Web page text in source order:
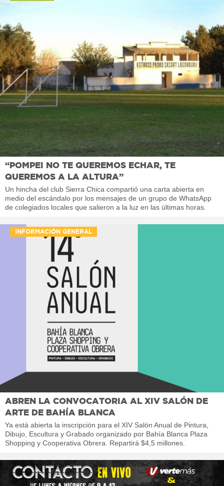
“POMPEI NO TE QUEREMOS ECHAR, TE
QUEREMOS A LA ALTURA”
Un hincha del club Sierra Chica compartió una carta abierta en
medio del escándalo por los mensajes de un grupo de WhatsApp
de colegiados locales que salieron a la luz en las últimas horas.
INFORMACIÓN GENERAL
ABREN LA CONVOCATORIA AL XIV SALÓN DE
ARTE DE BAHÍA BLANCA
Ya está abierta la inscripción para el XIV Salón Anual de Pintura,
Dibujo, Escultura y Grabado organizado por Bahía Blanca Plaza
Shopping y Cooperativa Obrera. Repartirá $4,5 millones.